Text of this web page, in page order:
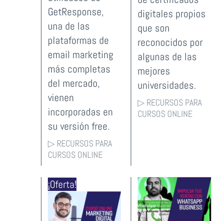
GetResponse,
una de las
plataformas de
email marketing
más completas
del mercado,
vienen
incorporadas en
su versión free.
▷ RECURSOS PARA
CURSOS ONLINE
digitales propios
que son
reconocidos por
algunas de las
mejores
universidades.
▷ RECURSOS PARA
CURSOS ONLINE
¡Oferta!